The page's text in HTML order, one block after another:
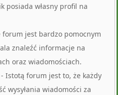
posiada własny profil na
forum jest bardzo pomocnym
znaleźć informacje na
oraz wiadomościach.
- Istotą forum jest to, że każdy
wysyłania wiadomości za